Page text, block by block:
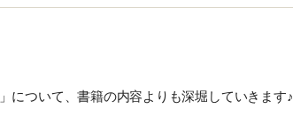
について、書籍の内容よりも深堀していきます♪